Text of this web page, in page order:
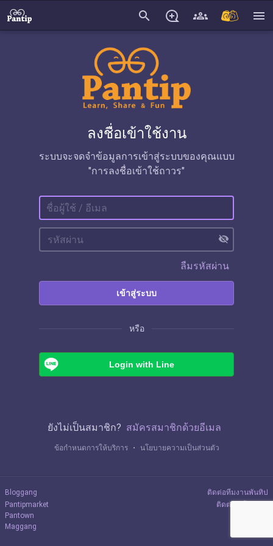
search menu
ลงชื่อเข้าใช้งาน
ระบบจะจดจำข้อมูลการเข้าสู่ระบบของคุณแบบ
"การลงชื่อเข้าใช้ถาวร"
visibility_off
ลืมรหัสผ่าน
เข้าสู่ระบบ
หรือ
Login with Line
ยังไม่เป็นสมาชิก? สมัครสมาชิกด้วยอีเมล
ข้อกำหนดการให้บริการ ・ นโยบายความเป็นส่วนตัว
Bloggang
Pantipmarket
Pantown
Maggang
ติดต่อทีมงานพันทิป
ติดต่อลงโฆษณา